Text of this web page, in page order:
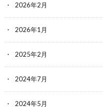
2026年2月
2026年1月
2025年2月
2024年7月
2024年5月